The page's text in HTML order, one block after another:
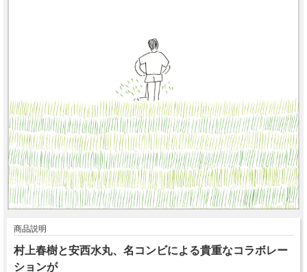
商品説明
村上春樹と安西水丸、名コンビによる貴重なコラボレー
ションが